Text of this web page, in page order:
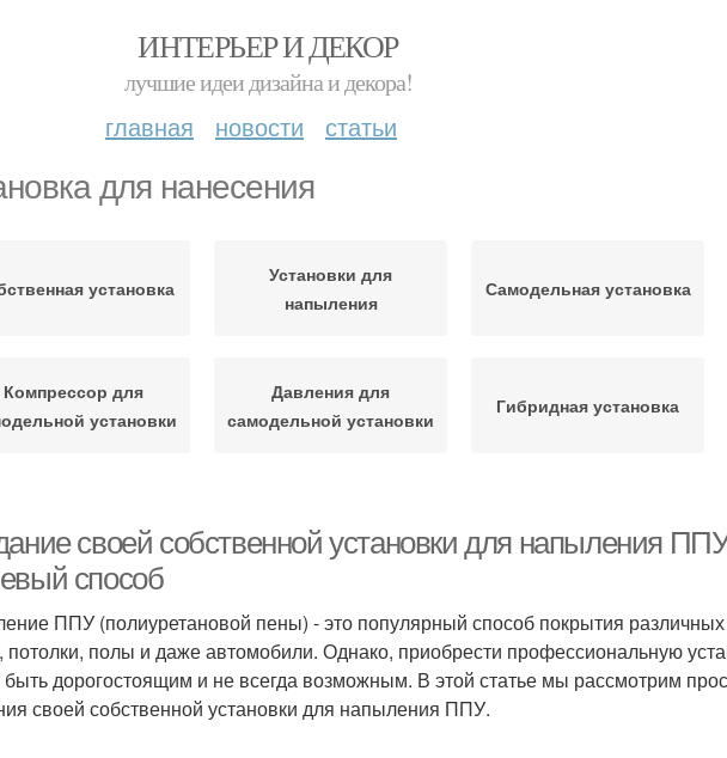
ИНТЕРЬЕР И ДЕКОР
лучшие идеи дизайна и декора!
главная новости статьи
для нанесения
установка
Установки для
напыления
Самодельная установка
Компрессор для
установки
Давления для
самодельной установки
Гибридная установка
своей собственной установки для напыления
способ
ППУ (полиуретановой пены) - это популярный способ покрытия различных
потолки, полы и даже автомобили. Однако, приобрести профессиональную
дорогостоящим и не всегда возможным. В этой статье мы рассмотрим
своей собственной установки для напыления ППУ.